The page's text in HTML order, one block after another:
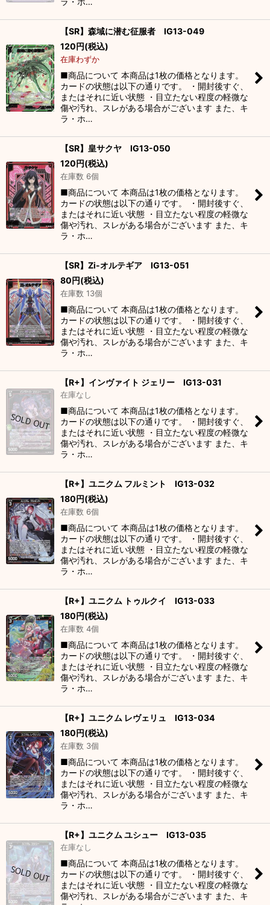
【SR】森域に潜む征服者 IG13-049
120円(税込)
在庫わずか
■商品について 本商品は1枚の価格となります。
カードの状態は以下の通りです。 ・開封後すぐ、
またはそれに近い状態 ・目立たない程度の軽微な
傷や汚れ、スレがある場合がございます また、キ
ラ・ホ…
【SR】皇サクヤ IG13-050
120円(税込)
在庫数 6個
■商品について 本商品は1枚の価格となります。
カードの状態は以下の通りです。 ・開封後すぐ、
またはそれに近い状態 ・目立たない程度の軽微な
傷や汚れ、スレがある場合がございます また、キ
ラ・ホ…
【SR】Zi-オルテギア IG13-051
80円(税込)
在庫数 13個
■商品について 本商品は1枚の価格となります。
カードの状態は以下の通りです。 ・開封後すぐ、
またはそれに近い状態 ・目立たない程度の軽微な
傷や汚れ、スレがある場合がございます また、キ
ラ・ホ…
【R+】インヴァイト ジェリー IG13-031
在庫なし
■商品について 本商品は1枚の価格となります。
カードの状態は以下の通りです。 ・開封後すぐ、
またはそれに近い状態 ・目立たない程度の軽微な
傷や汚れ、スレがある場合がございます また、キ
ラ・ホ…
【R+】ユニクム フルミント IG13-032
180円(税込)
在庫数 6個
■商品について 本商品は1枚の価格となります。
カードの状態は以下の通りです。 ・開封後すぐ、
またはそれに近い状態 ・目立たない程度の軽微な
傷や汚れ、スレがある場合がございます また、キ
ラ・ホ…
【R+】ユニクム トゥルクイ IG13-033
180円(税込)
在庫数 4個
■商品について 本商品は1枚の価格となります。
カードの状態は以下の通りです。 ・開封後すぐ、
またはそれに近い状態 ・目立たない程度の軽微な
傷や汚れ、スレがある場合がございます また、キ
ラ・ホ…
【R+】ユニクム レヴェリュ IG13-034
180円(税込)
在庫数 3個
■商品について 本商品は1枚の価格となります。
カードの状態は以下の通りです。 ・開封後すぐ、
またはそれに近い状態 ・目立たない程度の軽微な
傷や汚れ、スレがある場合がございます また、キ
ラ・ホ…
【R+】ユニクム ユシュー IG13-035
在庫なし
■商品について 本商品は1枚の価格となります。
カードの状態は以下の通りです。 ・開封後すぐ、
またはそれに近い状態 ・目立たない程度の軽微な
傷や汚れ、スレがある場合がございます また、キ